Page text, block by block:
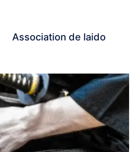
Association de Iaido